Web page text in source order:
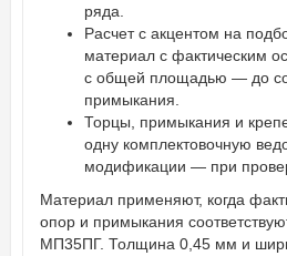
ряда.
Расчет с акцентом на
материал с фактическим
с общей площадью — до
примыкания.
Торцы, примыкания и
одну комплектовочную
модификации — при
Материал применяют, когда
опор и примыкания
МП35ПГ. Толщина 0,45 мм и